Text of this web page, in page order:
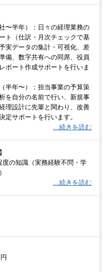
〜半年）：日々の経理業務の
ト（仕訳・月次チェックで基
実データの集計・可視化、差
備、数字共有への同席、役員
ポート作成サポートを行いま
半年〜）：担当事業の予算策
を自分の名前で行い、新規事
理設計に先輩と関わり、改善
定サポートを行います。
…続きを読む
度の知識（実務経験不問・学
…続きを読む